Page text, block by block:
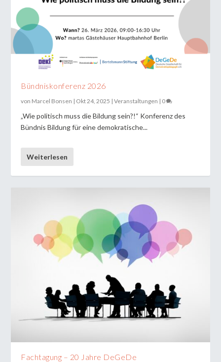
Bündniskonferenz 2026
von Marcel Bonsen | Okt 24, 2025 |Veranstaltungen | 0
„Wie politisch muss die Bildung sein?!“ Konferenz des
Bündnis Bildung für eine demokratische...
Weiterlesen
Fachtagung – 20 Jahre DeGeDe